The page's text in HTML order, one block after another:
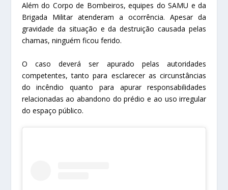
Além do Corpo de Bombeiros, equipes do SAMU e da
Brigada Militar atenderam a ocorrência. Apesar da
gravidade da situação e da destruição causada pelas
chamas, ninguém ficou ferido.
O caso deverá ser apurado pelas autoridades
competentes, tanto para esclarecer as circunstâncias
do incêndio quanto para apurar responsabilidades
relacionadas ao abandono do prédio e ao uso irregular
do espaço público.